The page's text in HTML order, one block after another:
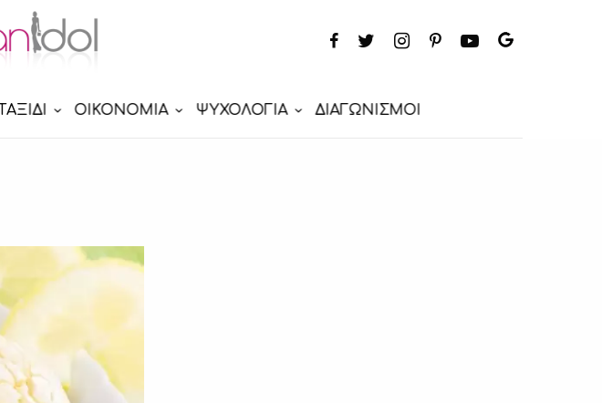
ΤΑΞΙΔΙ ΟΙΚΟΝΟΜΙΑ ΨΥΧΟΛΟΓΙΑ ΔΙΑΓΩΝΙΣΜΟΙ